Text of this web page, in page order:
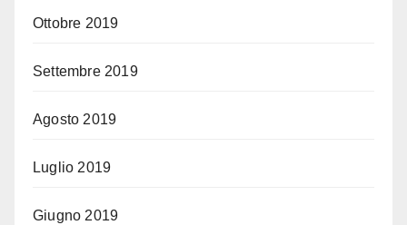
Ottobre 2019
Settembre 2019
Agosto 2019
Luglio 2019
Giugno 2019